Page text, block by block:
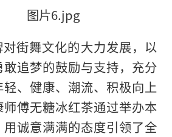
街舞文化的大力发展，以
追梦的鼓励与支持，充分
、健康、潮流、积极向上
傅无糖冰红茶通过举办本
诚意满满的态度引领了全